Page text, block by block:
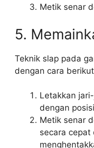
Metik senar
5.
Teknik slap pada
dengan cara
Letakkan
dengan
Metik senar
secara cepat